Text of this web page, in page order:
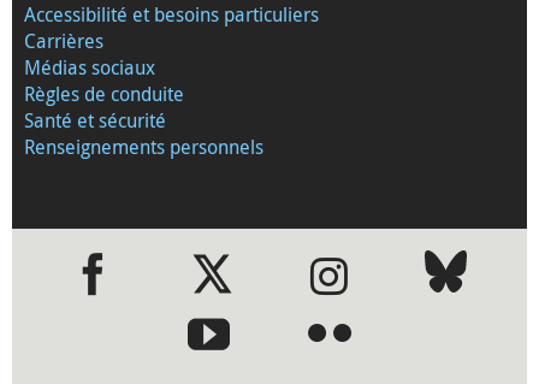
Accessibilité et besoins particuliers
Carrières
Médias sociaux
Règles de conduite
Santé et sécurité
Renseignements personnels
●●